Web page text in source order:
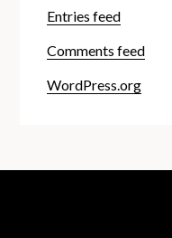
Entries feed
Comments feed
WordPress.org